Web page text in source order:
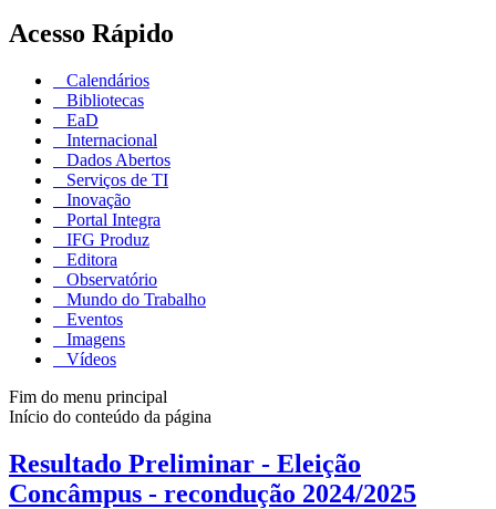
Acesso Rápido
Calendários
Bibliotecas
EaD
Internacional
Dados Abertos
Serviços de TI
Inovação
Portal Integra
IFG Produz
Editora
Observatório
Mundo do Trabalho
Eventos
Imagens
Vídeos
Fim do menu principal
Início do conteúdo da página
Resultado Preliminar - Eleição
Concâmpus - recondução 2024/2025